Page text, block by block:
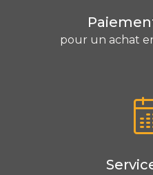
pour un achat